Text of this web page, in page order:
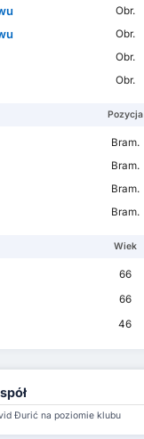
Obr.
Obr.
Obr.
Obr.
Pozycja
Bram.
Bram.
Bram.
Bram.
Wiek
66
66
46
Đurić na poziomie klubu